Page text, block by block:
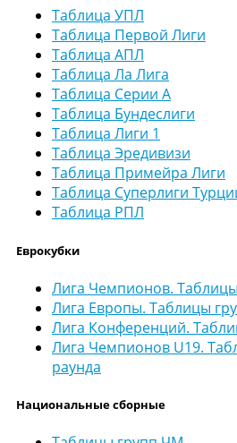
Таблица УПЛ
Таблица Первой Лиги
Таблица АПЛ
Таблица Ла Лига
Таблица Серии А
Таблица Бундеслиги
Таблица Лиги 1
Таблица Эредивизи
Таблица Примейра Лиги
Таблица Суперлиги
Таблица РПЛ
Еврокубки
Лига Чемпионов.
Лига Европы. Таблицы
Лига Конференций.
Лига Чемпионов U19.
раунда
Национальные сборные